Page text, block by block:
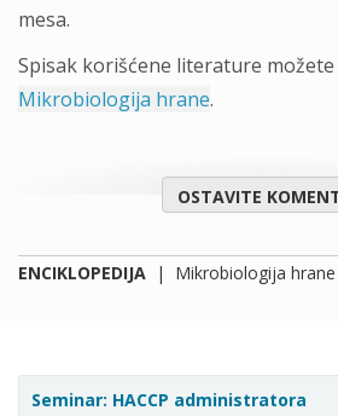
mesa.
Spisak korišćene literature
Mikrobiologija hrane.
OSTAVITE
ENCIKLOPEDIJA | Mikrobiologija hrane
Seminar: HACCP administratora